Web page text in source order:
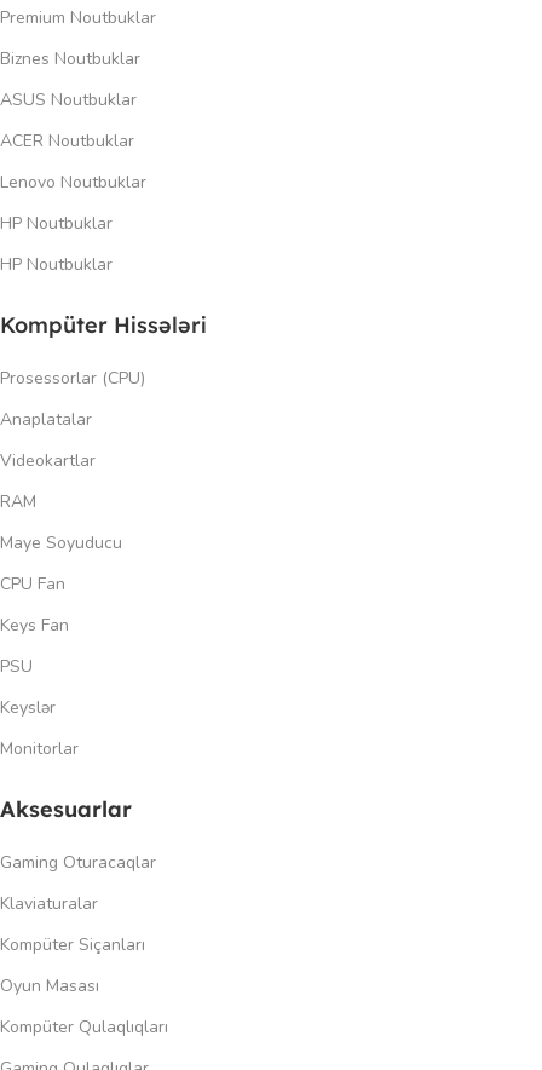
Premium Noutbuklar
Biznes Noutbuklar
ASUS Noutbuklar
ACER Noutbuklar
Lenovo Noutbuklar
HP Noutbuklar
HP Noutbuklar
Kompüter Hissələri
Prosessorlar (CPU)
Anaplatalar
Videokartlar
RAM
Maye Soyuducu
CPU Fan
Keys Fan
PSU
Keyslər
Monitorlar
Aksesuarlar
Gaming Oturacaqlar
Klaviaturalar
Kompüter Siçanları
Oyun Masası
Kompüter Qulaqlıqları